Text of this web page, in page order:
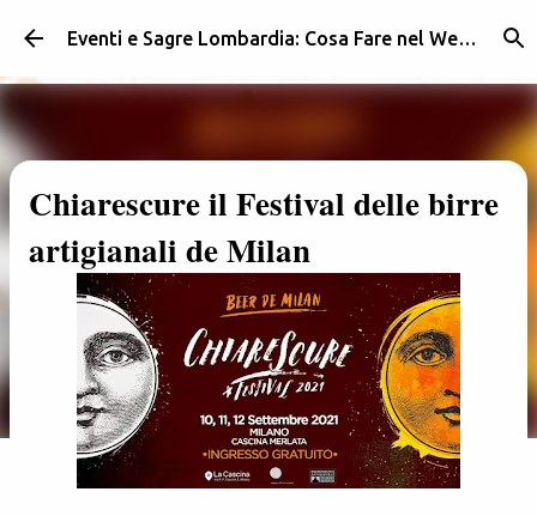
Passa ai contenuti principali Eventi e Sagre Lombardia: Cosa Fare nel Weekend | Weekendidea
Chiarescure il Festival delle birre
artigianali de Milan